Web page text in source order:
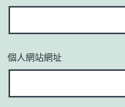
個人網站網址